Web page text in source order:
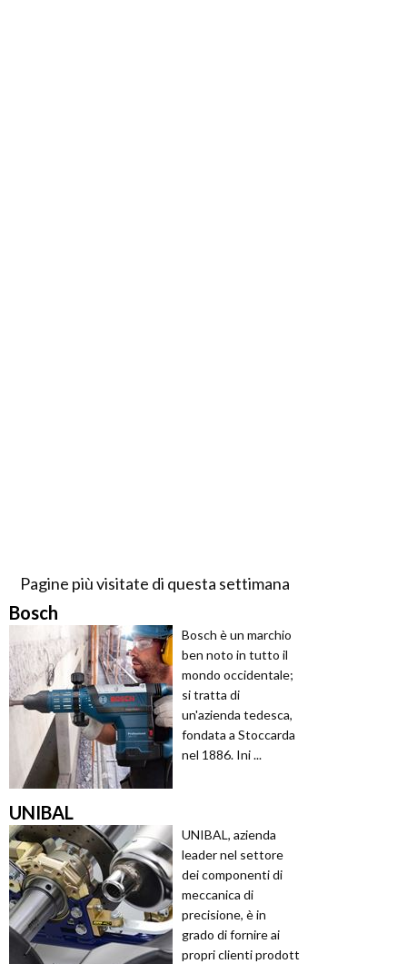
Pagine più visitate di questa settimana
Bosch
Bosch è un marchio
ben noto in tutto il
mondo occidentale;
si tratta di
un'azienda tedesca,
fondata a Stoccarda
nel 1886. Ini ...
UNIBAL
UNIBAL, azienda
leader nel settore
dei componenti di
meccanica di
precisione, è in
grado di fornire ai
propri clienti prodott